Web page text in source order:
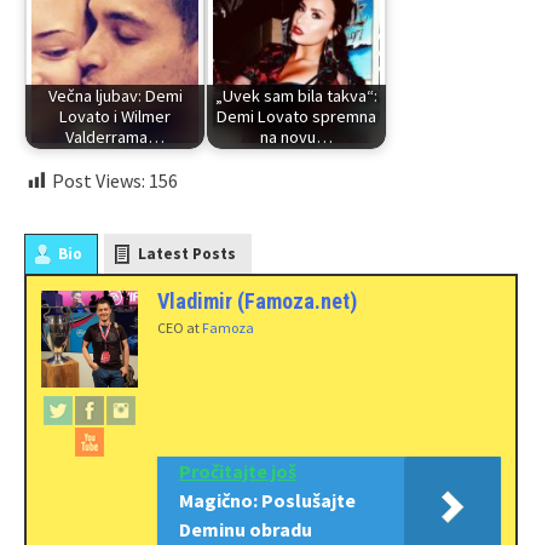
Večna ljubav: Demi
Lovato i Wilmer
Valderrama…
„Uvek sam bila takva“:
Demi Lovato spremna
na novu…
Post Views: 156
Bio Latest Posts
Vladimir (Famoza.net)
CEO at Famoza
Pročitajte još
Magično: Poslušajte
Deminu obradu